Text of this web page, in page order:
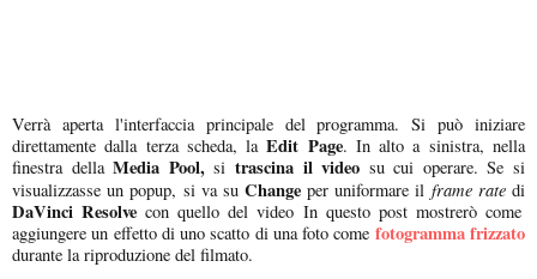
Verrà aperta l'interfaccia principale del programma. Si può iniziare
direttamente dalla terza scheda, laEdit Page. In alto a sinistra, nella
finestra dellaMedia Pool,si trascina il video su cui operare. Se si
visualizzasse un popup, si va su Change per uniformare il frame ratedi
DaVinci Resolve con quello del video In questo post mostrerò come
aggiungere un effetto di uno scatto di una foto come fotogramma frizzato
durante la riproduzione del filmato.